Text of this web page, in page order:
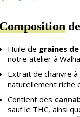
Huile de graines
notre atelier à
Extrait de chanvre à
naturellement riche
Contient des
sauf le THC, ainsi